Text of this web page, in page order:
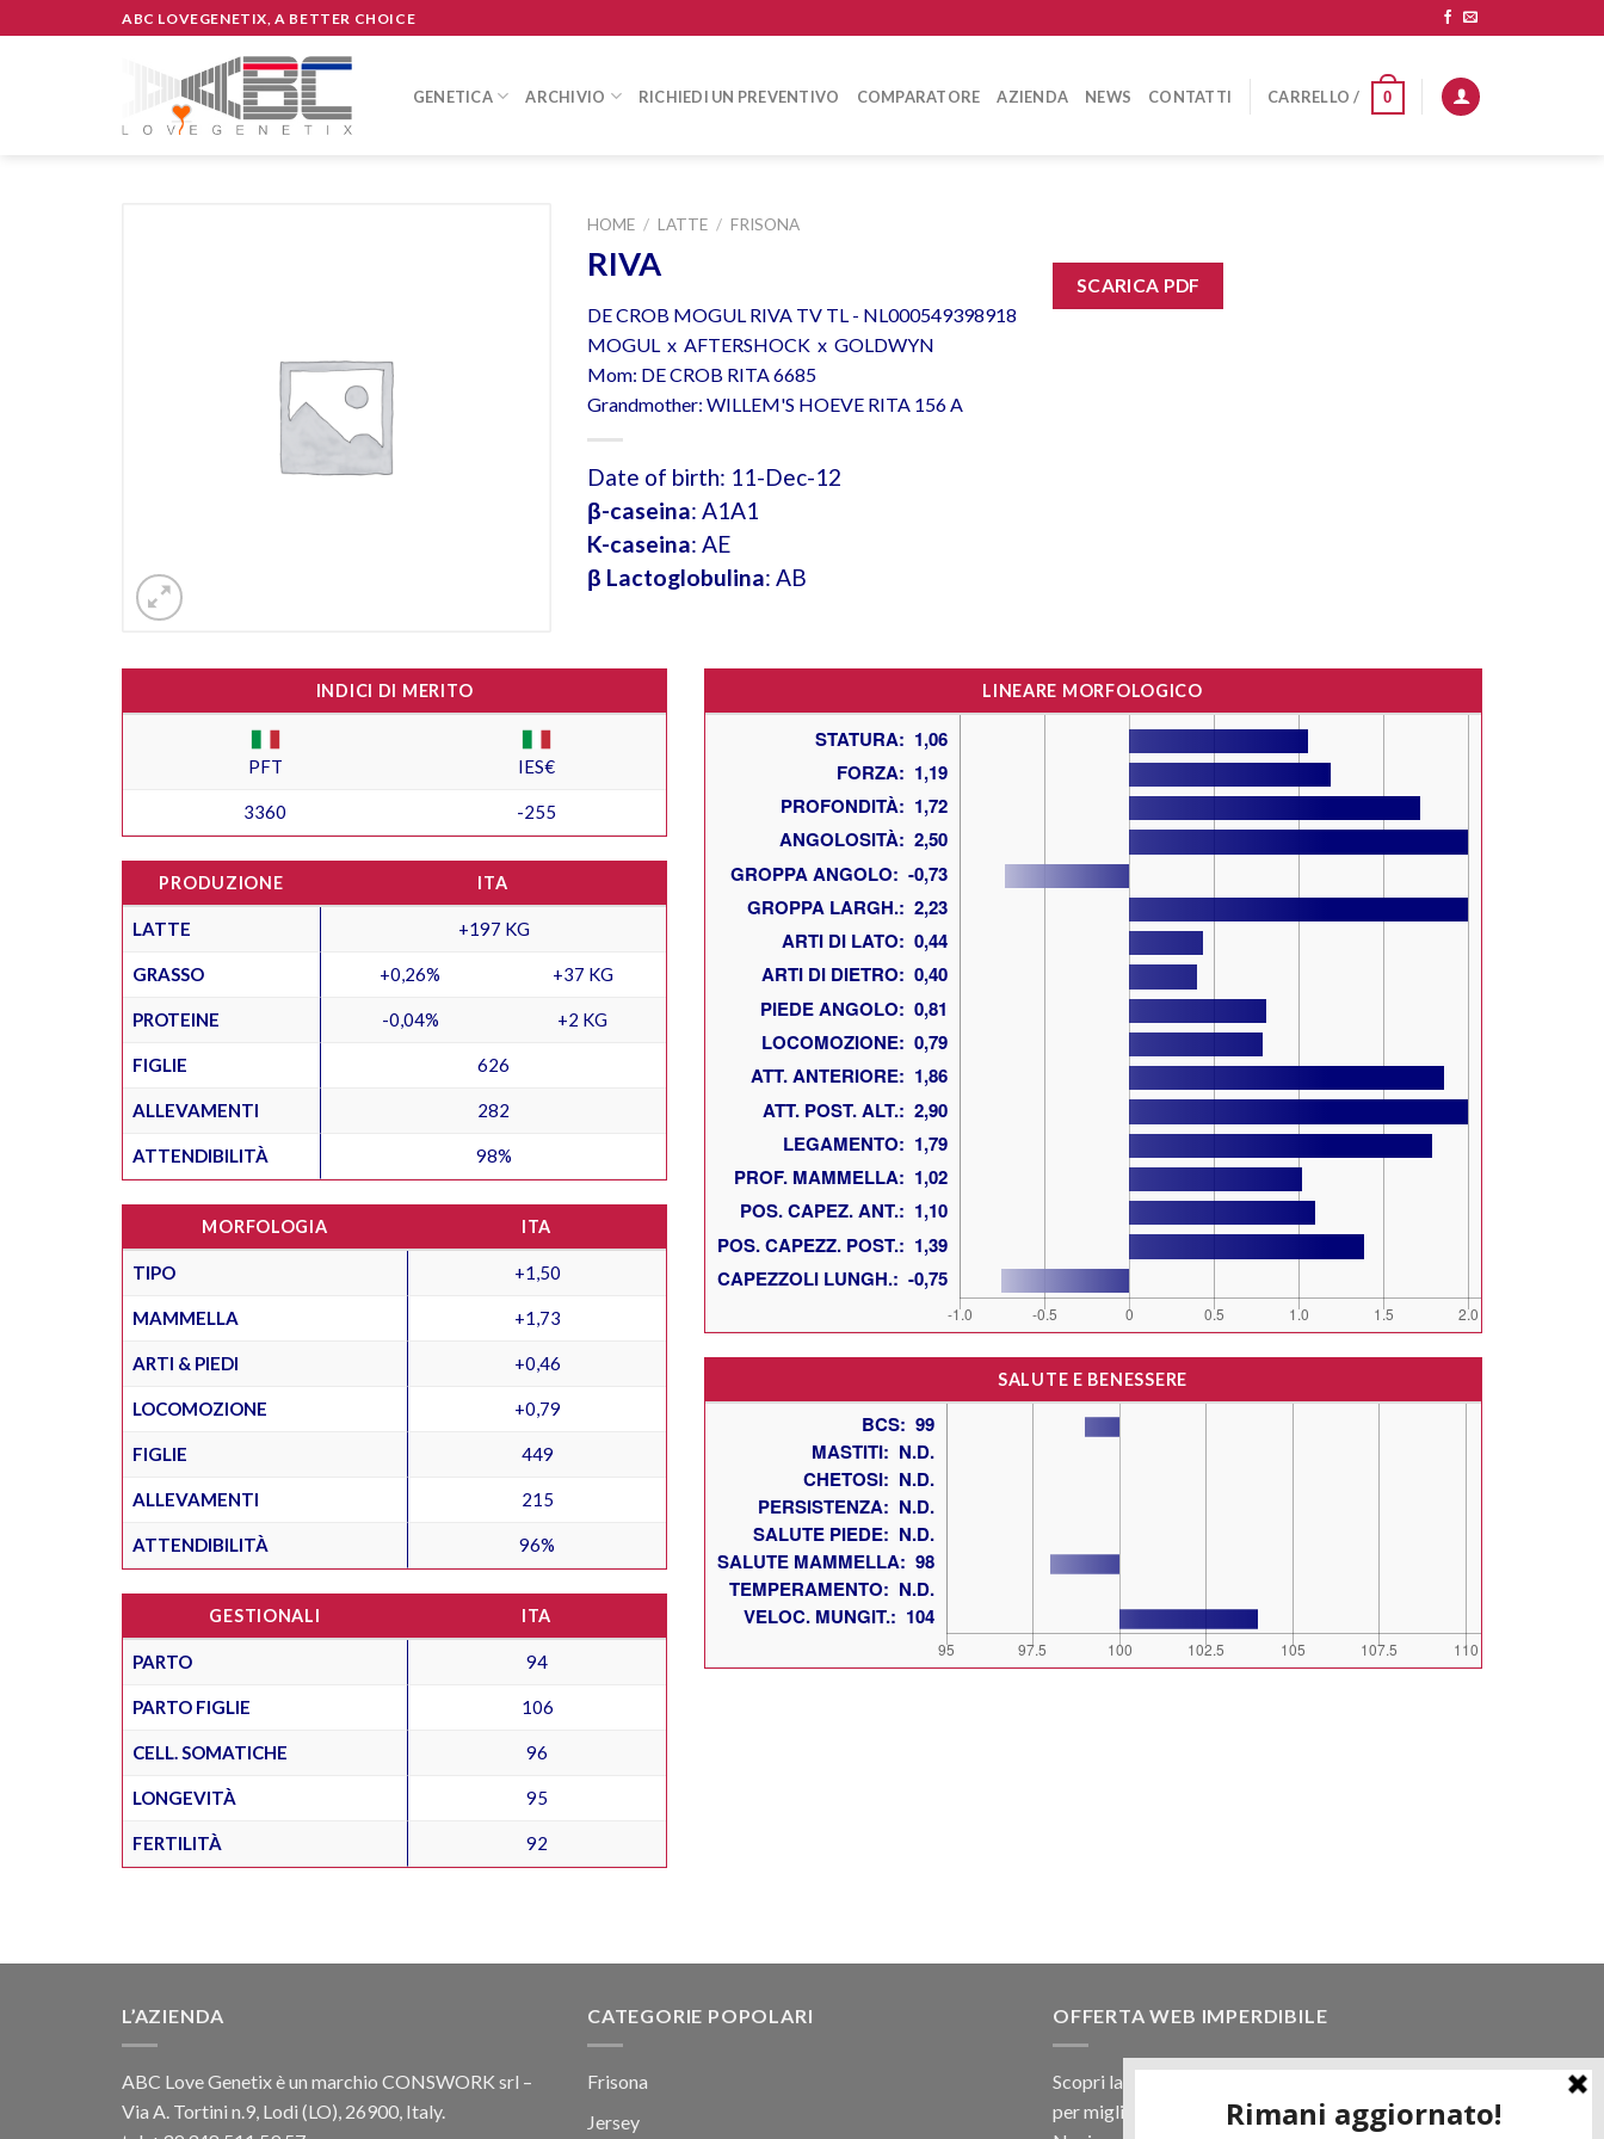
to
ABC LOVEGENETIX, A BETTER CHOICE
GENETICA ARCHIVIO RICHIEDI UN PREVENTIVO COMPARATORE AZIENDA NEWS CONTATTI CARRELLO / 0
HOME / LATTE / FRISONA
RIVA
DE CROB MOGUL RIVA TV TL - NL000549398918
MOGUL x AFTERSHOCK x GOLDWYN
Mom: DE CROB RITA 6685
Grandmother: WILLEM'S HOEVE RITA 156 A
Date of birth: 11-Dec-12
β-caseina: A1A1
K-caseina: AE
β Lactoglobulina: AB
SCARICA PDF
INDICI DI MERITO
PFT IES€
3360 -255
PRODUZIONE ITA
LATTE +197 KG
GRASSO +0,26% +37 KG
PROTEINE -0,04% +2 KG
FIGLIE 626
ALLEVAMENTI 282
ATTENDIBILITÀ 98%
MORFOLOGIA ITA
TIPO +1,50
MAMMELLA +1,73
ARTI & PIEDI +0,46
LOCOMOZIONE +0,79
FIGLIE 449
ALLEVAMENTI 215
ATTENDIBILITÀ 96%
GESTIONALI ITA
PARTO 94
PARTO FIGLIE 106
CELL. SOMATICHE 96
LONGEVITÀ 95
FERTILITÀ 92
LINEARE MORFOLOGICO
SALUTE E BENESSERE
L’AZIENDA
ABC Love Genetix è un marchio CONSWORK srl –
Via A. Tortini n.9, Lodi (LO), 26900, Italy.
CATEGORIE POPOLARI
Frisona
Jersey
OFFERTA WEB IMPERDIBILE
Scopri la nostra offerta web! Un prezzo mai visto,
per migliaia di prodotti.